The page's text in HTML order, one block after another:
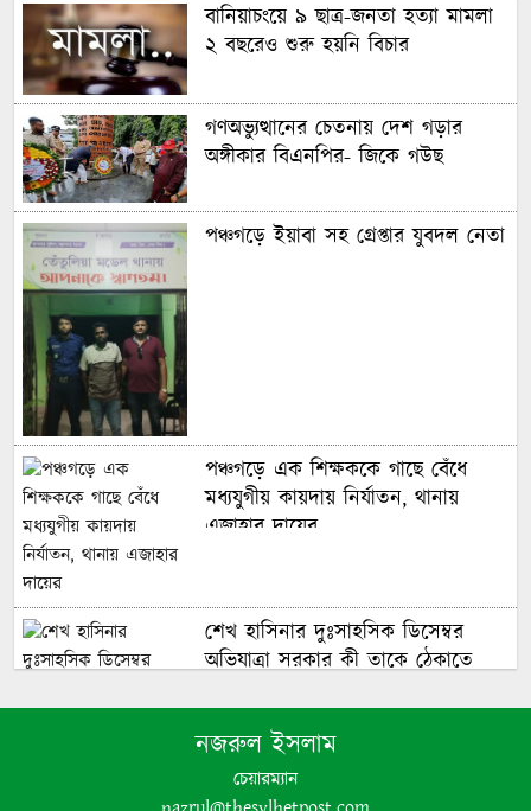
বানিয়াচংয়ে ৯ ছাত্র-জনতা হত্যা মামলা
২ বছরেও শুরু হয়নি বিচার
গণঅভ্যুত্থানের চেতনায় দেশ গড়ার
অঙ্গীকার বিএনপির- জিকে গউছ
পঞ্চগড়ে ইয়াবা সহ গ্রেপ্তার যুবদল নেতা
পঞ্চগড়ে এক শিক্ষককে গাছে বেঁধে
মধ্যযুগীয় কায়দায় নির্যাতন, থানায়
এজাহার দায়ের
শেখ হাসিনার দুঃসাহসিক ডিসেম্বর
অভিযাত্রা সরকার কী তাকে ঠেকাতে
হবিগঞ্জে ভারতীয় অবৈধ পণ্য আটক
নজরুল ইসলাম
চেয়ারম্যান